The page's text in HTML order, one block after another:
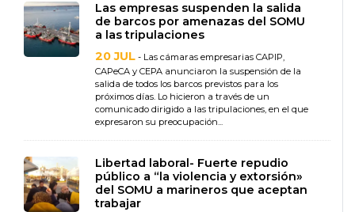
Las empresas suspenden la salida
de barcos por amenazas del SOMU
a las tripulaciones
20 JUL - Las cámaras empresarias CAPIP,
CAPeCA y CEPA anunciaron la suspensión de la
salida de todos los barcos previstos para los
próximos días. Lo hicieron a través de un
comunicado dirigido a las tripulaciones, en el que
expresaron su preocupación...
Libertad laboral- Fuerte repudio
público a “la violencia y extorsión»
del SOMU a marineros que aceptan
trabajar